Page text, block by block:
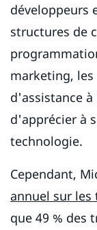
développeurs
structures de
marketing, les
d'assistance
d'apprécier à
technologie.
Cependant,
annuel sur les
que 49 % des